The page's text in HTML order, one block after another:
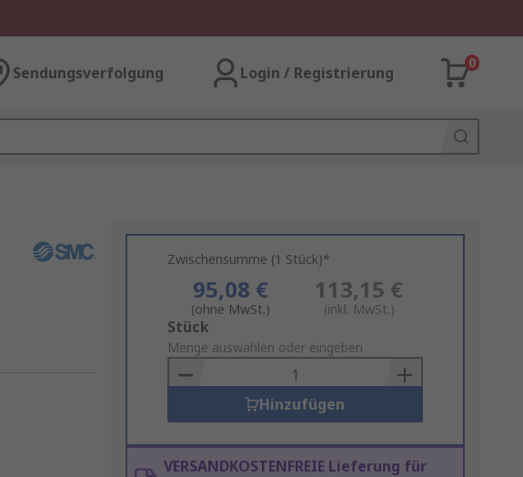
Sendungsverfolgung Login / Registrierung
0
Zwischensumme (1 Stück)*
95,08 €
(ohne MwSt.)
113,15 €
(inkl. MwSt.)
Add
to
Basket
Stück
Menge auswählen oder eingeben
Hinzufügen
VERSANDKOSTENFREIE Lieferung für